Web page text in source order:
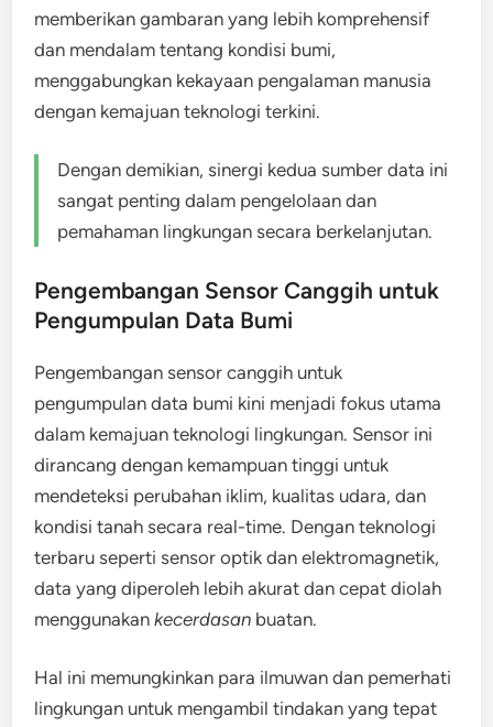
memberikan gambaran yang lebih komprehensif
dan mendalam tentang kondisi bumi,
menggabungkan kekayaan pengalaman manusia
dengan kemajuan teknologi terkini.
Dengan demikian, sinergi kedua sumber data ini
sangat penting dalam pengelolaan dan
pemahaman lingkungan secara berkelanjutan.
Pengembangan Sensor Canggih untuk
Pengumpulan Data Bumi
Pengembangan sensor canggih untuk
pengumpulan data bumi kini menjadi fokus utama
dalam kemajuan teknologi lingkungan. Sensor ini
dirancang dengan kemampuan tinggi untuk
mendeteksi perubahan iklim, kualitas udara, dan
kondisi tanah secara real-time. Dengan teknologi
terbaru seperti sensor optik dan elektromagnetik,
data yang diperoleh lebih akurat dan cepat diolah
menggunakankecerdasan buatan.
Hal ini memungkinkan para ilmuwan dan pemerhati
lingkungan untuk mengambil tindakan yang tepat